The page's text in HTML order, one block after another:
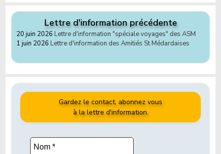
Lettre d'information précédente
20 juin 2026 Lettre d'information "spéciale voyages" des ASM
1 juin 2026 Lettre d'information des Amitiés St Médardaises
Gardez le contact, abonnez vous
à la lettre d'information.